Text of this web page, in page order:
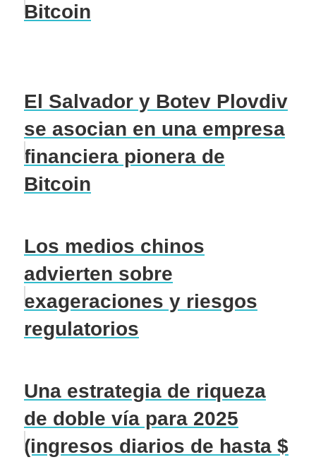
Bitcoin
El Salvador y Botev Plovdiv
se asocian en una empresa
financiera pionera de
Bitcoin
Los medios chinos
advierten sobre
exageraciones y riesgos
regulatorios
Una estrategia de riqueza
de doble vía para 2025
(ingresos diarios de hasta $